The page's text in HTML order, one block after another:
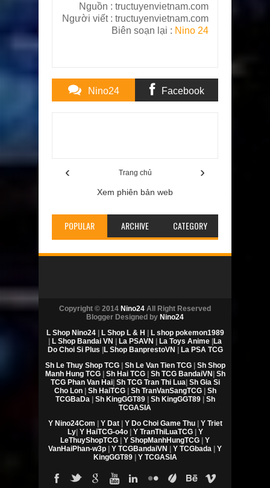
Nguồn : tructuyenvietnam.com
Người viết : tructuyenvietnam.com
Biên soạn lại : Nino 24
Nino24 Facebook
‹ ›
Trang chủ
Xem phiên bản web
POPULAR ARCHIVE CATEGORY
Copyright © 2014 Nino24 All Right Reserved
Blogger Designed by Nino24
L Shop Nino24| L Shop L & H | L shop pokemon1989
| L Shop Bandai VN | La PSAVN | La Toys Anime |La
Do Choi Si Plus |L Shop BanprestoVN | La PSA TCG
Sh Le Thuy Shop TCG| Sh Le Van Tien TCG| Sh Shop
Manh Hung TCG| Sh Hai TCG| Sh TCG BandaiVN| Sh
TCG Phan Van Hai| Sh TCG Tran Thi Lua| Sh Gia Si
Cho Lon| Sh HaiTCG| Sh TranVanSangTCG| Sh
TCGBaDa | Sh KingGGT89| Sh KingGGT89| Sh
TCGASIA
Y Nino24Com | Y Dat| Y Do Choi Game Thu| Y Triet
Ly| Y HaiTCG-o4o| Y TranThiLuaTCG| Y
LeThuyShopTCG | Y ShopManhHungTCG | Y
VanHaiPhan-w3p | Y TCGBandaiVN | Y TCGbada | Y
KingGGT89| Y TCGASIA